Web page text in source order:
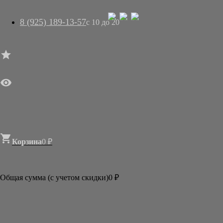

БУМАГА
8 (925) 189-13-57с 10 до 20


Корзина0 ₽
Общая сумма (с учетом скидки)0 ₽